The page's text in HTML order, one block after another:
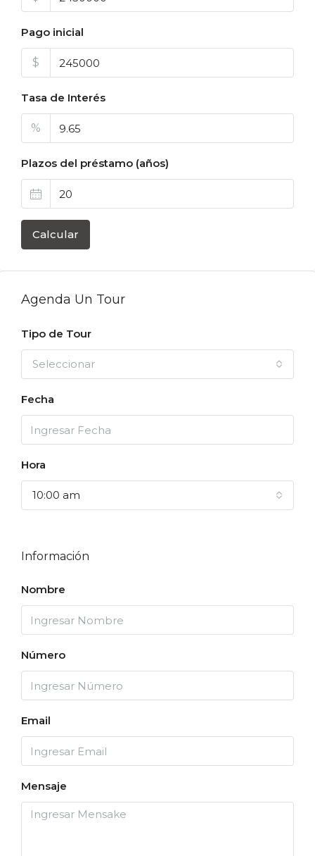
Pago inicial
$
Tasa de Interés
%
Plazos del préstamo (años)
Calcular
Agenda Un Tour
Tipo de Tour
Seleccionar
Fecha
Hora
10:00 am
Información
Nombre
Número
Email
Mensaje